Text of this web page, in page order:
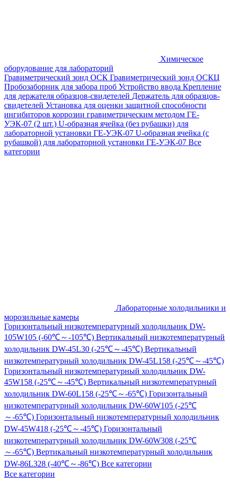
Химическое
оборудование для лабораторий
Гравиметрический зонд ОСК Гравиметрический зонд ОСКЦ
Пробозаборник для забора проб Устройство ввода Крепление
для держателя образцов-свидетелей Держатель для образцов-
свидетелей Установка для оценки защитной способности
ингибиторов коррозии гравиметрическим методом ГЕ-
УЭК-07 (2 шт.) U-образная ячейка (без рубашки) для
лабораторной установки ГЕ-УЭК-07 U-образная ячейка (с
рубашкой) для лабораторной установки ГЕ-УЭК-07 Все
категории
Лабораторные холодильники и
морозильные камеры
Горизонтальный низкотемпературный холодильник DW-
105W105 (-60℃～-105℃) Вертикальный низкотемпературный
холодильник DW-45L30 (-25℃～-45℃) Вертикальный
низкотемпературный холодильник DW-45L158 (-25℃～-45℃)
Горизонтальный низкотемпературный холодильник DW-
45W158 (-25℃～-45℃) Вертикальный низкотемпературный
холодильник DW-60L158 (-25℃～-65℃) Горизонтальный
низкотемпературный холодильник DW-60W105 (-25℃
～-65℃) Горизонтальный низкотемпературный холодильник
DW-45W418 (-25℃～-45℃) Горизонтальный
низкотемпературный холодильник DW-60W308 (-25℃
～-65℃) Вертикальный низкотемпературный холодильник
DW-86L328 (-40℃～-86℃) Все категории
Все категории